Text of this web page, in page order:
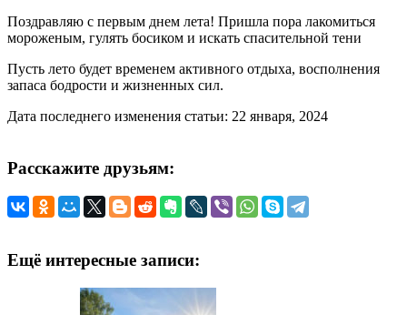
Поздравляю с первым днем лета! Пришла пора лакомиться
мороженым, гулять босиком и искать спасительной тени
Пусть лето будет временем активного отдыха, восполнения
запаса бодрости и жизненных сил.
Дата последнего изменения статьи: 22 января, 2024
Расскажите друзьям:
Ещё интересные записи: